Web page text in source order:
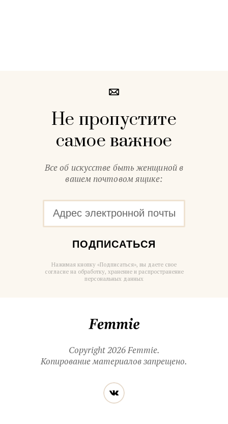
Не пропустите
самое важное
Все об искусстве быть женщиной в
вашем почтовом ящике:
ПОДПИСАТЬСЯ
Нажимая кнопку «Подписаться», вы даете свое
согласие на обработку, хранение и распространение
персональных данных
Copyright 2026 Femmie.
Копирование материалов запрещено.
Читайте
нас
в социальных